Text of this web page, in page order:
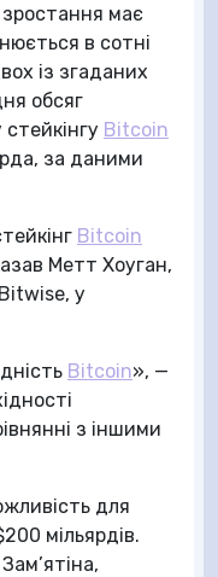
має
в сотні
із згаданих
обсяг
Bitcoin
за даними
Bitcoin
Метт Хоуган,
у
Bitcoin», —
з іншими
для
мільярдів.